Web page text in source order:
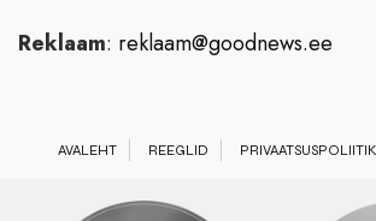
Reklaam: reklaam@goodnews.ee
AVALEHT REEGLID